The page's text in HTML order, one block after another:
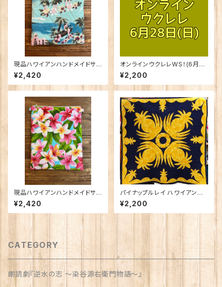
現品ハワイアンハンドメイドサコ
ッシュ
¥2,420
オンラインウクレレWS！(6月28
日(日))
¥2,200
現品ハワイアンハンドメイドサコ
ッシュ
¥2,420
パイナップルレイ ハワイアンキ
ルトパターン
¥2,200
CATEGORY
朗読劇『逆水の志 〜染谷源右衛門物語〜』